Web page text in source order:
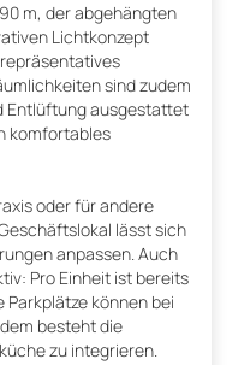
m, der abgehängten
Lichtkonzept
sind zudem
Entlüftung ausgestattet
komfortables
oder für andere
lässt sich
anpassen. Auch
Pro Einheit ist bereits
können bei
besteht die
zu integrieren.